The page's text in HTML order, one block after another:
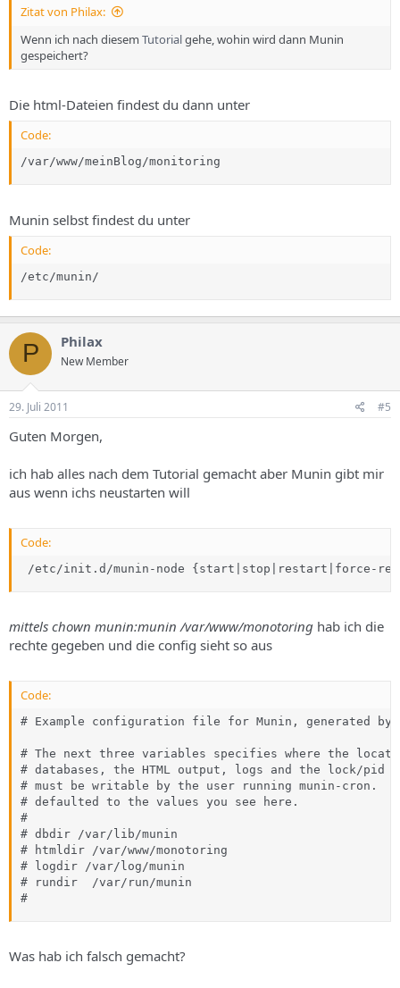
Zitat von Philax:
Wenn ich nach diesem Tutorialgehe, wohin wird dann Munin
gespeichert?
Die html-Dateien findest du dann unter
Code:
/var/www/meinBlog/monitoring
Munin selbst findest du unter
Code:
/etc/munin/
P Philax
New Member
29. Juli 2011 #5
Guten Morgen,
ich hab alles nach dem Tutorial gemacht aber Munin gibt mir
aus wenn ichs neustarten will
Code:
/etc/init.d/munin-node {start|stop|restart|force-
mittels chown munin:munin /var/www/monotoring hab ich die
rechte gegeben und die config sieht so aus
Code:
# Example configuration file for Munin, generated by
# The next three variables specifies where the
# databases, the HTML output, logs and the lock/
# must be writable by the user running munin-cron.
# defaulted to the values you see here.
#
# dbdir	/var/lib/munin
# htmldir /var/www/monotoring
# logdir /var/log/munin
# rundir  /var/run/munin
#
Was hab ich falsch gemacht?